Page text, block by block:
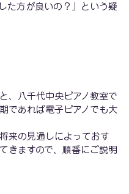
た方が良いの？」という疑
、八千代中央ピアノ教室で
であれば電子ピアノでも大
来の見通しによっておす
きますので、順番にご説明